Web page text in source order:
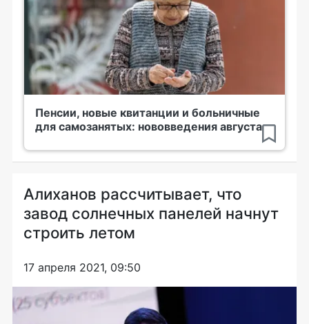
Пенсии, новые квитанции и больничные
для самозанятых: нововведения августа
Алиханов рассчитывает, что
завод солнечных панелей начнут
строить летом
17 апреля 2021, 09:50